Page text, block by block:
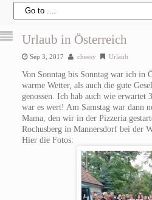
Urlaub in Österreich
Sep 3, 2017 cheesy Urlaub
Von Sonntag bis Sonntag war ich in
warme Wetter, als auch die gute
genossen. Ich hab auch wie erwartet
war es wert! Am Samstag war dann
Mama, den wir in der Pizzeria
Rochusberg in Mannersdorf bei der
Hier die Fotos: